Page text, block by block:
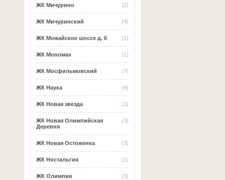
(2)
ЖК Мичурино
(4)
ЖК Мичуринский
(1)
ЖК Можайское шоссе д. 6
(1)
ЖК Мономах
(7)
ЖК Мосфильмовский
(4)
ЖК Наука
(1)
ЖК Новая звезда
(3)
ЖК Новая Олимпийская
Деревня
(3)
ЖК Новая Остоженка
(1)
ЖК Ностальгия
(3)
ЖК Олимпия